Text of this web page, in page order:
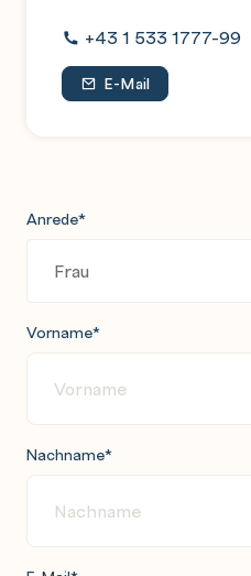
+43 1 533 1777-99
E-Mail
Anrede*
Vorname*
Nachname*